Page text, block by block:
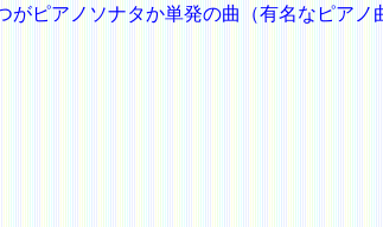
ピアノソナタか単発の曲（有名なピア